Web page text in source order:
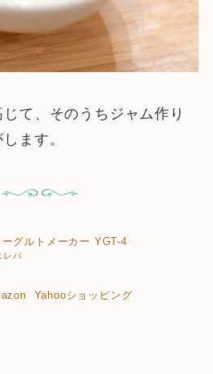
て、そのうちジャム作り
ます。
グルトメーカー YGT-4
レバ
Yahooショッピング